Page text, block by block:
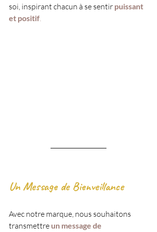
soi, inspirant chacun à se sentir puissant
et positif
Un Message de Bienveillance
Avec notre marque, nous souhaitons
transmettre un message de